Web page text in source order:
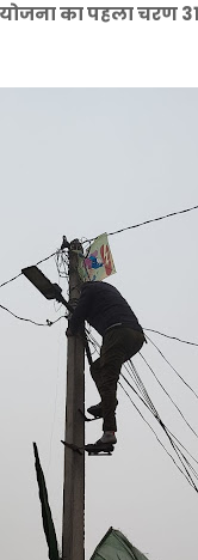
का पहला चरण